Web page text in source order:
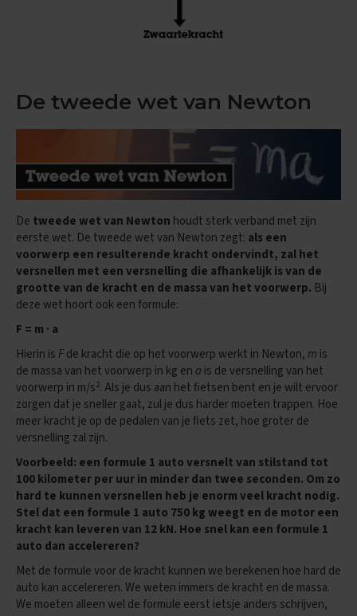
u
i
E
x
a
e
n
t
i
p
s
O
f
e
n
e
x
a
m
e
s
E
c
o
o
m
i
De tweede wet van Newton
De tweede wet van Newton houdt sterk verband met zijn
eerste wet. De tweede wet van Newton zegt: als een
voorwerp een resulterende kracht ondervindt, zal het
versnellen met een versnelling die afhankelijk is van de
grootte van de kracht en de massa van het voorwerp. Bij
deze wet hoort ook een formule:
F = m · a
Hierin is Fde kracht die op het voorwerp werkt in Newton, m is
de massa van het voorwerp in kg en ais de versnelling van het
voorwerp in m/s2. Als je dus aan het ﬁetsen bent en je wilt ervoor
zorgen dat je sneller gaat, zul je dus harder moeten trappen. Hoe
meer kracht je op de pedalen van je ﬁets zet, hoe groter de
versnelling zal zijn.
Voorbeeld: een formule 1 auto versnelt van stilstand tot
100 kilometer per uur in minder dan twee seconden. Om zo
hard te kunnen versnellen heb je enorm veel kracht nodig.
Stel dat een formule 1 auto 750 kg weegt en de motor een
kracht kan leveren van 12 kN. Hoe snel kan een formule 1
auto dan accelereren?
Met de formule voor de kracht kunnen we berekenen hoe hard de
auto kan accelereren. We weten immers de kracht en de massa.
We moeten alleen wel de formule eerst ietsje anders schrijven,